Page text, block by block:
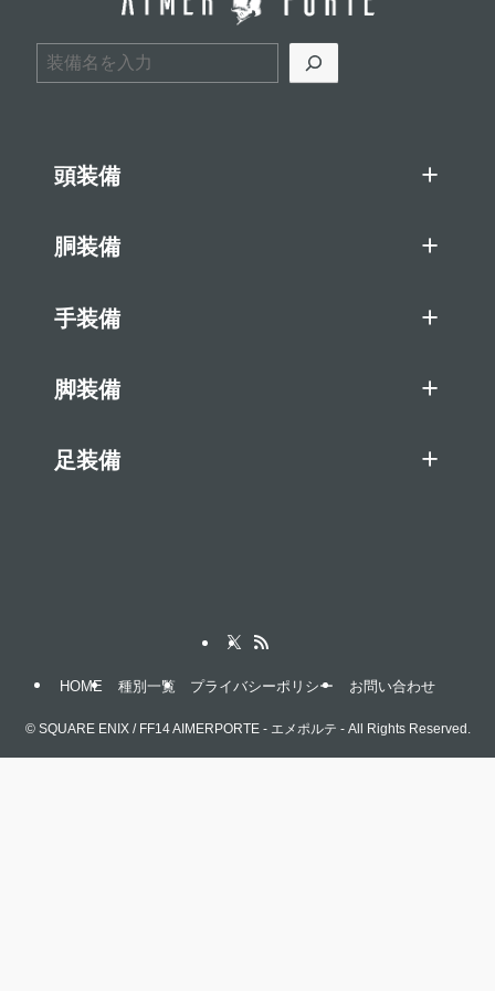
検索
頭装備
胴装備
手装備
脚装備
足装備
HOME 種別一覧 プライバシーポリシー お問い合わせ
©SQUARE ENIX / FF14 AIMERPORTE - エメポルテ - All Rights Reserved.